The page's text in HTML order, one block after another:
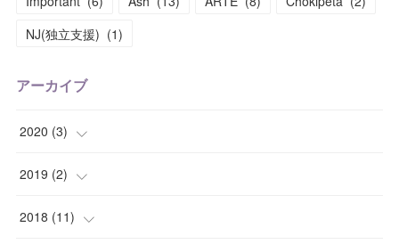
NJ(独立支援) (1)
アーカイブ
2020 (3)
(1
( 1)
2019 (2)
( 1)
2018 (11)